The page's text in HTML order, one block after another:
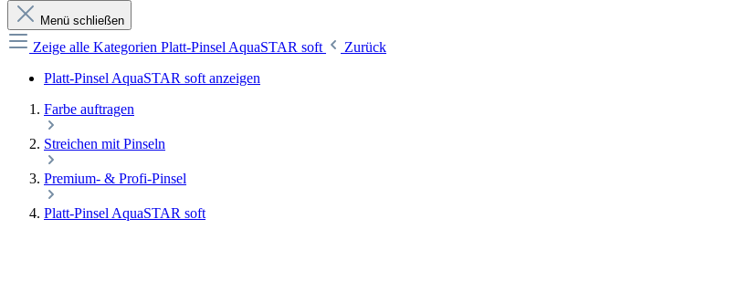
Menü schließen
Zeige alle Kategorien Platt-Pinsel AquaSTAR soft
Zurück
Platt-Pinsel AquaSTAR soft anzeigen
Farbe auftragen
Streichen mit Pinseln
Premium- & Profi-Pinsel
Platt-Pinsel AquaSTAR soft